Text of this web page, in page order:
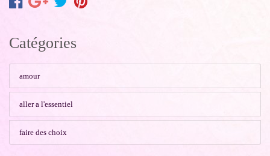
Catégories
amour
aller a l'essentiel
faire des choix